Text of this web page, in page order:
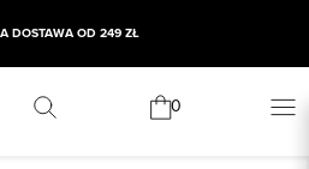
DOSTAWA OD 249 ZŁ
0